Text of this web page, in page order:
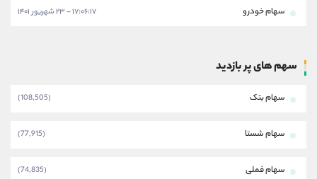
سهام خودرو ۱۷:۰۶:۱۷ - ۲۳ شهریور ۱۴۰۱
سهم های پر بازدید
سهام بتک (108,505)
سهام شستا (77,915)
سهام فملی (74,835)